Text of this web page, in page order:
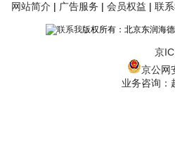
网站简介 | 广告服务 | 会员权益 | 联
版权所有：北京东润海
京
京公网
业务咨询：